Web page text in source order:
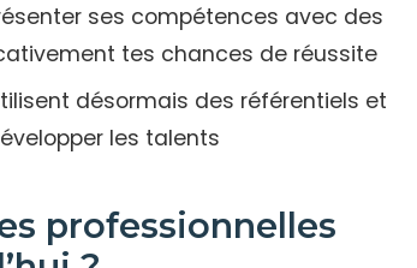
ses compétences avec des
tes chances de réussite
désormais des référentiels et
les talents
professionnelles